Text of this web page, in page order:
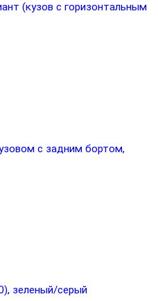
(кузов с горизонтальным
с задним бортом,
зеленый/серый